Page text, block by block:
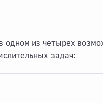
одном из четырех
задач: